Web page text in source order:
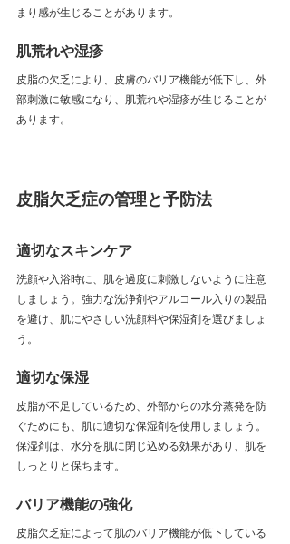
まり感が生じることがあります。
肌荒れや湿疹
皮脂の欠乏により、皮膚のバリア機能が低下し、外
部刺激に敏感になり、肌荒れや湿疹が生じることが
あります。
皮脂欠乏症の管理と予防法
適切なスキンケア
洗顔や入浴時に、肌を過度に刺激しないように注意
しましょう。強力な洗浄剤やアルコール入りの製品
を避け、肌にやさしい洗顔料や保湿剤を選びましょ
う。
適切な保湿
皮脂が不足しているため、外部からの水分蒸発を防
ぐためにも、肌に適切な保湿剤を使用しましょう。
保湿剤は、水分を肌に閉じ込める効果があり、肌を
しっとりと保ちます。
バリア機能の強化
皮脂欠乏症によって肌のバリア機能が低下している